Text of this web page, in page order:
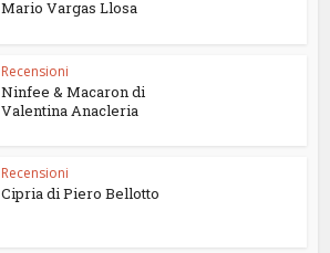
Mario Vargas Llosa
Recensioni
Ninfee & Macaron di
Valentina Anacleria
Recensioni
Cipria di Piero Bellotto